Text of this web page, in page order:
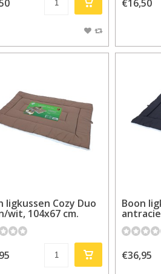
€16,50
ligkussen Cozy Duo
wit, 104x67 cm.
Boon
€36,95